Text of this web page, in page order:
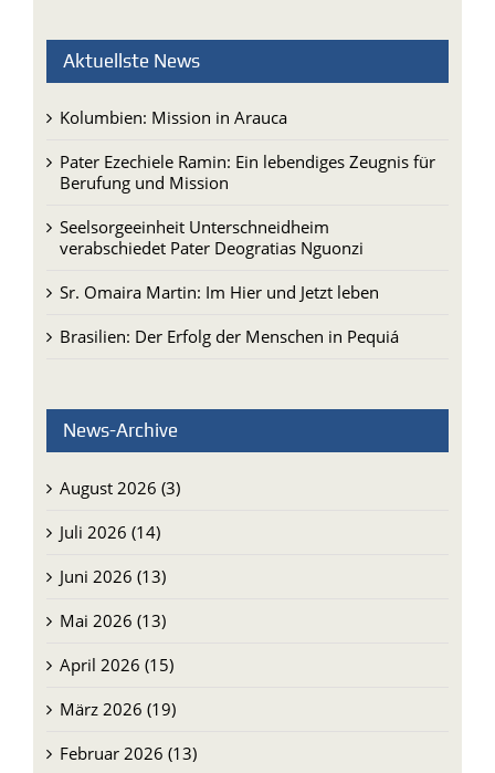
Aktuellste News
Kolumbien: Mission in Arauca
Pater Ezechiele Ramin: Ein lebendiges Zeugnis für
Berufung und Mission
Seelsorgeeinheit Unterschneidheim
verabschiedet Pater Deogratias Nguonzi
Sr. Omaira Martin: Im Hier und Jetzt leben
Brasilien: Der Erfolg der Menschen in Pequiá
News-Archive
August 2026 (3)
Juli 2026 (14)
Juni 2026 (13)
Mai 2026 (13)
April 2026 (15)
März 2026 (19)
Februar 2026 (13)